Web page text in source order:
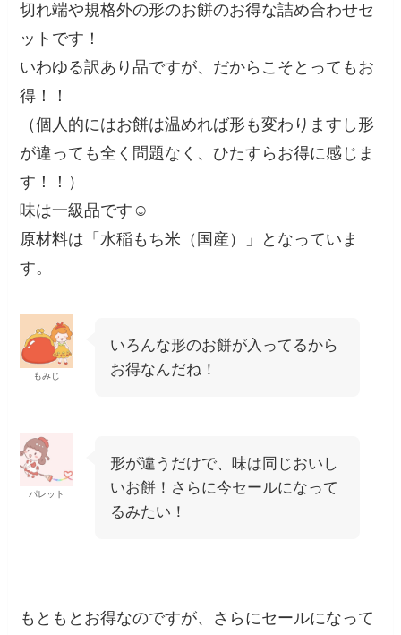
切れ端や規格外の形のお餅のお得な詰め合わせセ
ットです！
いわゆる訳あり品ですが、だからこそとってもお
得！！
（個人的にはお餅は温めれば形も変わりますし形
が違っても全く問題なく、ひたすらお得に感じま
す！！）
味は一級品です☺️
原材料は「水稲もち米（国産）」となっていま
す。
もみじ
いろんな形のお餅が入ってるから
お得なんだね！
パレット
形が違うだけで、味は同じおいし
いお餅！さらに今セールになって
るみたい！
もともとお得なのですが、さらにセールになって